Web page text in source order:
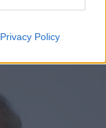
Privacy Policy